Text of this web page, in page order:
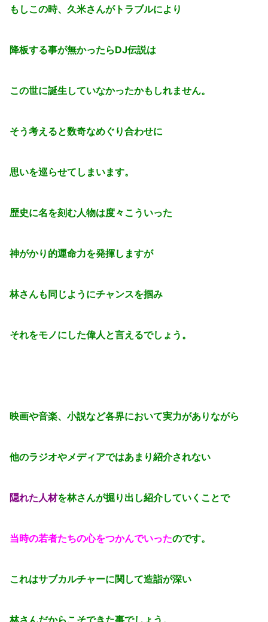
もしこの時、久米さんがトラブルにより
降板する事が無かったらDJ伝説は
この世に誕生していなかったかもしれません。
そう考えると数奇なめぐり合わせに
思いを巡らせてしまいます。
歴史に名を刻む人物は度々こういった
神がかり的運命力を発揮しますが
林さんも同じようにチャンスを掴み
それをモノにした偉人と言えるでしょう。
映画や音楽、小説など各界において実力がありながら
他のラジオやメディアではあまり紹介されない
隠れた人材を林さんが掘り出し紹介していくことで
当時の若者たちの心をつかんでいったのです。
これはサブカルチャーに関して造詣が深い